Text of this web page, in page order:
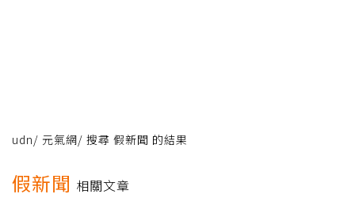
udn/ 元氣網/ 搜尋 假新聞 的結果
假新聞 相關文章